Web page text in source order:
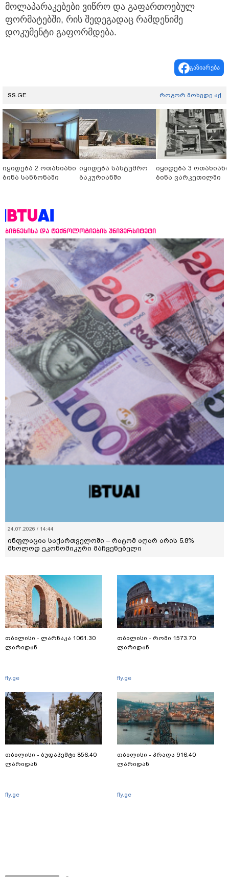
მოლაპარაკებები ვიწრო და გაფართოებულ
ფორმატებში, რის შედეგადაც რამდენიმე
დოკუმენტი გაფორმდება.
გაზიარება
SS.GE როგორ მოხვდე აქ
იყიდება 2 ოთახიანი
ბინა სანზონაში
იყიდება სასტუმრო
ბაკურიანში
იყიდება 3 ოთახიანი
ბინა ვარკეთილში
ბიზნესისა და ტექნოლოგიების უნივერსიტეტი
24.07.2026 / 14:44
ინფლაცია საქართველოში – რატომ აღარ არის 5.8%
მხოლოდ ეკონომიკური მაჩვენებელი
თბილისი - ლარნაკა 1061.30
ლარიდან
fly.ge
თბილისი - ბუდაპეშტი 856.40
ლარიდან
fly.ge
თბილისი - რომი 1573.70
ლარიდან
fly.ge
თბილისი - პრაღა 916.40
ლარიდან
fly.ge